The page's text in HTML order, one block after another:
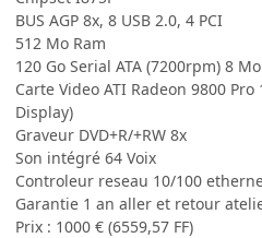
BUS AGP 8x, 8 USB 2.0, 4 PCI
512 Mo Ram
120 Go Serial ATA (7200rpm) 8
Carte Video ATI Radeon 9800 Pro
Display)
Graveur DVD+R/+RW 8x
Son intégré 64 Voix
Controleur reseau 10/100
Garantie 1 an aller et retour
Prix : 1000 € (6559,57 FF)